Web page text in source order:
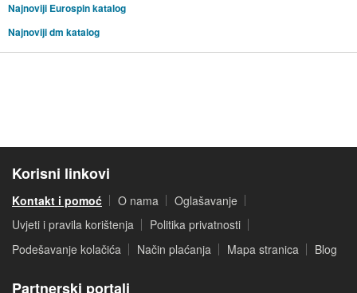
Najnoviji Eurospin katalog
Najnoviji dm katalog
Korisni linkovi
Kontakt i pomoć O nama
Oglašavanje
Uvjeti i pravila korištenja
Politika privatnosti
Podešavanje kolačića
Način plaćanja Mapa stranica Blog
Partnerski portali